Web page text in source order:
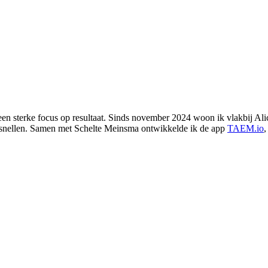
sterke focus op resultaat. Sinds november 2024 woon ik vlakbij
Samen met Schelte Meinsma ontwikkelde ik de app TAEM.io